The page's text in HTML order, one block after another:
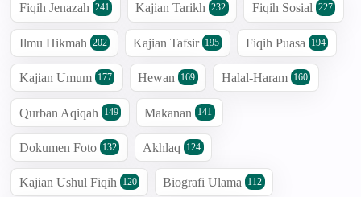
Fiqih Jenazah 241 Kajian Tarikh 232 Fiqih Sosial 227
Ilmu Hikmah 202 Kajian Tafsir 195 Fiqih Puasa 194
Kajian Umum 177 Hewan 169 Halal-Haram 160
Qurban Aqiqah 149 Makanan 141
Dokumen Foto 132 Akhlaq 124
Kajian Ushul Fiqih 120 Biografi Ulama 112